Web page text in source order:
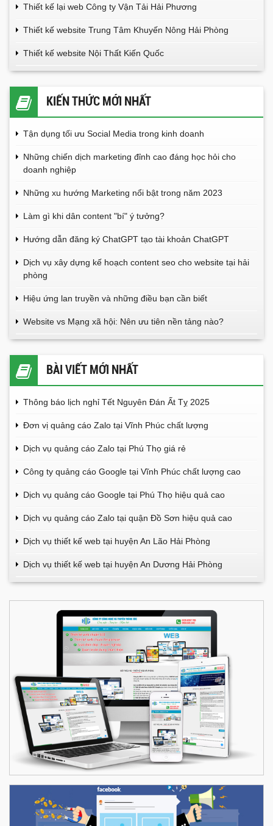
Thiết kế lại web Công ty Vận Tải Hải Phương
Thiết kế website Trung Tâm Khuyến Nông Hải Phòng
Thiết kế website Nội Thất Kiến Quốc
KIẾN THỨC MỚI NHẤT
Tận dụng tối ưu Social Media trong kinh doanh
Những chiến dịch marketing đỉnh cao đáng học hỏi cho
doanh nghiệp
Những xu hướng Marketing nổi bật trong năm 2023
Làm gì khi dân content "bí" ý tưởng?
Hướng dẫn đăng ký ChatGPT tạo tài khoản ChatGPT
Dịch vụ xây dựng kế hoạch content seo cho website tại hải
phòng
Hiệu ứng lan truyền và những điều bạn cần biết
Website vs Mạng xã hội: Nên ưu tiên nền tảng nào?
BÀI VIẾT MỚI NHẤT
Thông báo lịch nghỉ Tết Nguyên Đán Ất Tỵ 2025
Đơn vị quảng cáo Zalo tại Vĩnh Phúc chất lượng
Dịch vụ quảng cáo Zalo tại Phú Thọ giá rẻ
Công ty quảng cáo Google tại Vĩnh Phúc chất lượng cao
Dịch vụ quảng cáo Google tại Phú Thọ hiệu quả cao
Dịch vụ quảng cáo Zalo tại quận Đồ Sơn hiệu quả cao
Dịch vụ thiết kế web tại huyện An Lão Hải Phòng
Dịch vụ thiết kế web tại huyện An Dương Hải Phòng